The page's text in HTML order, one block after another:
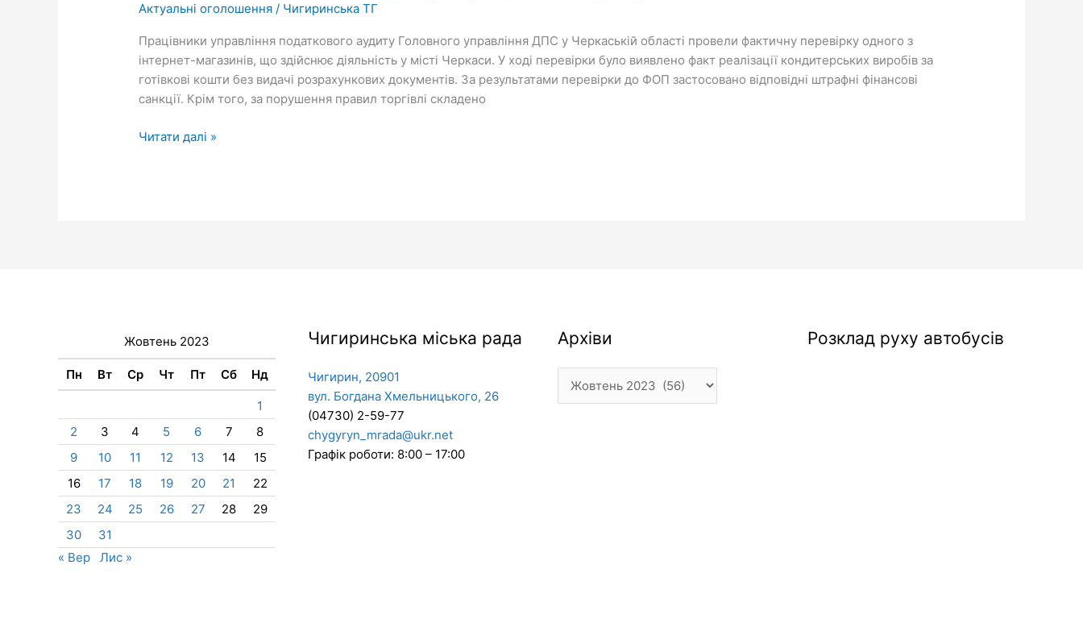
Актуальні оголошення / Чигиринська ТГ
Працівники управління податкового аудиту Головного управління ДПС у Черкаській області провели фактичну перевірку одного з
інтернет-магазинів, що здійснює діяльність у місті Черкаси. У ході перевірки було виявлено факт реалізації кондитерських виробів за
готівкові кошти без видачі розрахункових документів. За результатами перевірки до ФОП застосовано відповідні штрафні фінансові
санкції. Крім того, за порушення правил торгівлі складено
встановлено
реалізації
товарів
через
мережу
без
Читати далі »
Жовтень 2023
Пн Вт Ср Чт Пт Сб Нд
1
2
3 4 5 6 7
8
9
10 11 12 13 14
15
16
17 18 19 20 21
22
23
24 25 26 27 28
29
30
31
« Вер
Лис »
Чигиринська міська рада
Чигирин, 20901
вул. Богдана Хмельницького, 26
(04730) 2-59-77
chygyryn_mrada@ukr.net
Графік роботи: 8:00 – 17:00
Архіви
Архіви Розклад руху автобусів